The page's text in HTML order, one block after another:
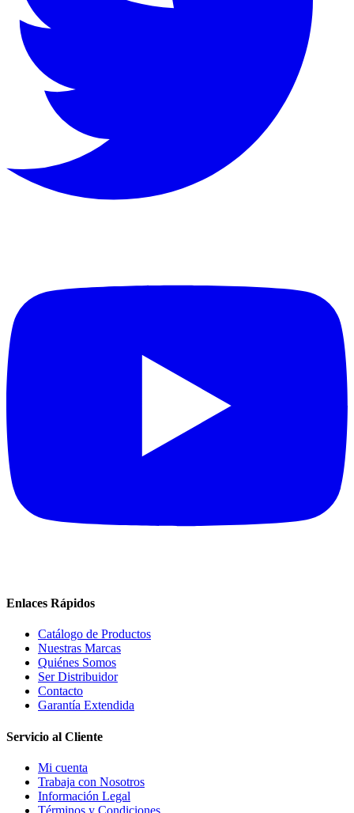
Enlaces Rápidos
Catálogo de Productos
Nuestras Marcas
Quiénes Somos
Ser Distribuidor
Contacto
Garantía Extendida
Servicio al Cliente
Mi cuenta
Trabaja con Nosotros
Información Legal
Términos y Condiciones